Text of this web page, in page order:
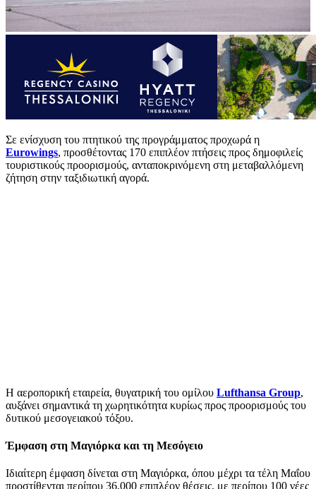
Σε ενίσχυση του πτητικού της προγράμματος προχωρά η
Eurowings, προσθέτοντας 170 επιπλέον πτήσεις προς δημοφιλείς
τουριστικούς προορισμούς, ανταποκρινόμενη στη μεταβαλλόμενη
ζήτηση στην ταξιδιωτική αγορά.
Η αεροπορική εταιρεία, θυγατρική του ομίλου Lufthansa Group,
αυξάνει σημαντικά τη χωρητικότητα κυρίως προς προορισμούς του
δυτικού μεσογειακού τόξου.
Έμφαση στη Μαγιόρκα και τη Μεσόγειο
Ιδιαίτερη έμφαση δίνεται στη Μαγιόρκα, όπου μέχρι τα τέλη Μαΐου
προστίθενται περίπου 36.000 επιπλέον θέσεις, με περίπου 100 νέες